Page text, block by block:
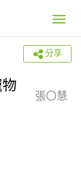
Toggle
分享
張〇慧